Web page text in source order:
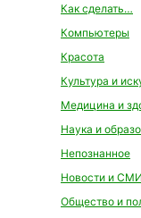
Как сделать…
Компьютеры
Красота
Культура и
Медицина и
Наука и
Непознанное
Новости и СМИ
Общество и